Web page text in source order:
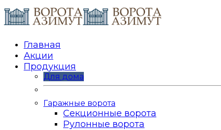
Главная
Акции
Продукция
Для дома
Гаражные ворота
Секционные ворота
Рулонные ворота